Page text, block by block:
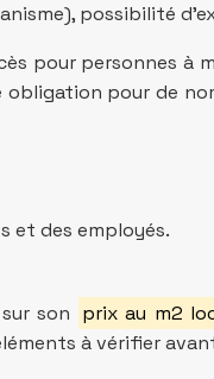
possibilité
pour personnes à
pour de
et des employés.
son prix au m2
à vérifier